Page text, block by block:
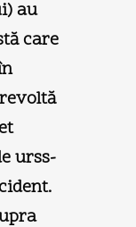
au
care
urss-